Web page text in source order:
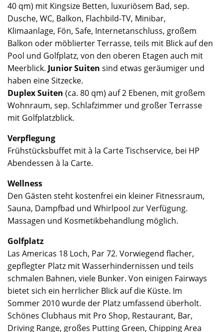
40 qm) mit Kingsize Betten, luxuriösem Bad, sep.
Dusche, WC, Balkon, Flachbild-TV, Minibar,
Klimaanlage, Fön, Safe, Internetanschluss, großem
Balkon oder möblierter Terrasse, teils mit Blick auf den
Pool und Golfplatz, von den oberen Etagen auch mit
Meerblick.Junior Suiten sind etwas geräumiger und
haben eine Sitzecke.
Duplex Suiten (ca. 80 qm) auf 2 Ebenen, mit großem
Wohnraum, sep. Schlafzimmer und großer Terrasse
mit Golfplatzblick.
Verpflegung
Frühstücksbuffet mit à la Carte Tischservice, bei HP
Abendessen à la Carte.
Wellness
Den Gästen steht kostenfrei ein kleiner Fitnessraum,
Sauna, Dampfbad und Whirlpool zur Verfügung.
Massagen und Kosmetikbehandlung möglich.
Golfplatz
Las Americas 18 Loch, Par 72. Vorwiegend flacher,
gepflegter Platz mit Wasserhindernissen und teils
schmalen Bahnen, viele Bunker. Von einigen Fairways
bietet sich ein herrlicher Blick auf die Küste. Im
Sommer 2010 wurde der Platz umfassend überholt.
Schönes Clubhaus mit Pro Shop, Restaurant, Bar,
Driving Range, großes Putting Green, Chipping Area